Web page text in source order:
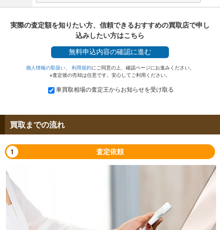
実際の査定額を知りたい方、信頼できるおすすめの買取店で申し
込みしたい方はこちら
無料申込内容の確認に進む
個人情報の取扱い、 利用規約にご同意の上、確認ページにお進みください。
※査定後の売却は任意です。安心してご利用ください。
車買取相場の査定王からお知らせを受け取る
買取までの流れ
1 査定依頼